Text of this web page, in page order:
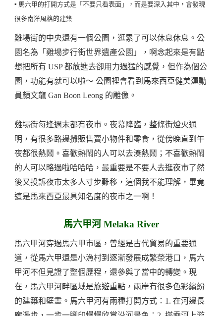
▪️ 馬六甲的打開方式是「不要只看表面」，而是要深入其中，會發現
很多南洋風格的建築
雞場街的中央還有一個公園，逛累了可以休息休息。公
園名為「雞場步行街世界遺產公園」，啊念起來是有點
想把所有 USP 都放進去卻用力過猛的感覺，但作為個公
園，功能有就可以啦～ 公園裡會看到馬來西亞健美運動
員顏文龍 Gan Boon Leong 的雕像。
雞場街每逢週末都有夜市。夜幕降臨，整條街燈火通
明，有很多路邊攤販售賣小物件和零食，從傍晚直到午
夜都很熱鬧。喜歡熱鬧的人可以去湊熱鬧；不喜歡熱鬧
的人可以略過啦哈哈哈，最重要是不要人去逛夜市了然
後又投訴夜市太多人寸步難移，這個我不能理解，畢竟
這是馬來西亞最具知名度的夜市之一啊！
馬六甲河 Melaka River
馬六甲河穿過馬六甲市區，曾經是古代貿易的重要通
道，從馬六甲還是小漁村到逐漸發展成繁榮港口，馬六
甲河不但見證了整個歷程，還參與了當中的轉變。現
在，馬六甲河畔區域是旅遊重點，兩岸有很多色彩繽紛
的建築和壁畫。馬六甲河有兩種打開方式：1. 在河邊長